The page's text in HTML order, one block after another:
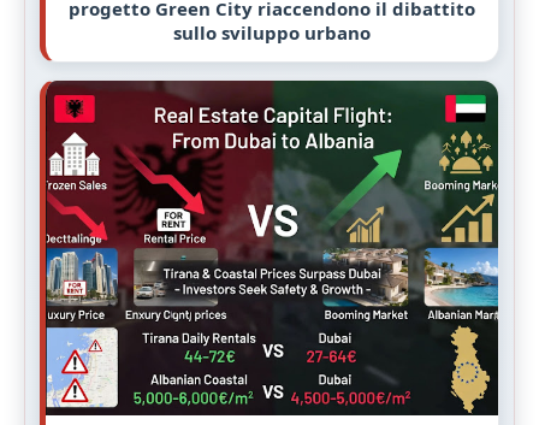
progetto Green City riaccendono il dibattito
sullo sviluppo urbano